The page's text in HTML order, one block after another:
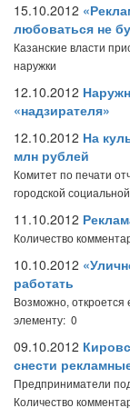
15.10.2012
любоваться не
Казанские власти
наружки
12.10.2012
«надзирателя»
12.10.2012 На
млн рублей
Комитет по печати
городской
11.10.2012
Количество
10.10.2012
работать
Возможно, откроется
элементу: 0
09.10.2012
снести
Предприниматели
Количество